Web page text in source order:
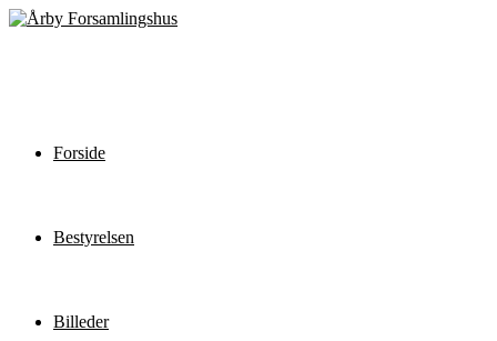
Forside
Bestyrelsen
Billeder